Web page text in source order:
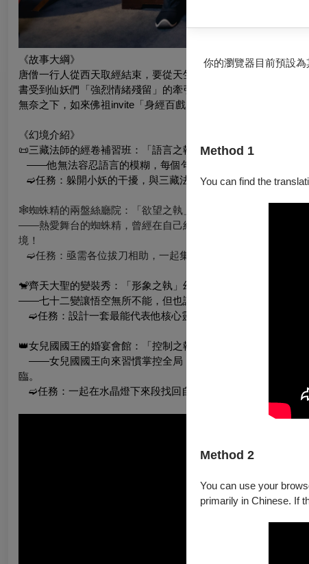
你的瀏覽器目前預設
Method 1
You can find the
Method 2
You can use your
primarily in Chinese. If
《故事大綱》
唐僧一行人從西天取經結束，要從天竺返回大唐開始傳授佛法
書受到仙妖們「強烈情緒殘留」的牽引，意外離奇消失，回程弘
無奈之下，如來佛祖invite「身經百戲」的你支援前線，走進仙
《幻境介紹》
📜三藏法師的經卷補習班：「語言之執」幻境
——他無法容忍語言的模糊，每個句子都要完美對齊，經文稍
➫任務：躲開小妖的干擾，與三藏法師一起找回對語言與文字
🕸️蜘蛛精的兩盤絲廳院：「欲望之執」幻境
——熱愛舞台的蜘蛛精，曾經在自己經營的「兩盤絲廳院」中與
境！
➫任務：亟需各位拔刀相助，一起集思廣益，助她找回往日風
🐒齊天大聖的變裝秀：「形象之執」幻境
——七十二變讓悟空無所不能，但也讓他越來越不知道哪個才是
➫任務：設計一套最能代表他核心靈魂的造型，喚回「齊天大
👑女兒國國王的婚宴會館：「控制之執」幻境
——女兒國國王向來習慣掌控全局，她在婚禮現場遲遲等不到
臨。
➫任務：一起在水晶燈下來段找回自我的覺醒之舞，見證仙女